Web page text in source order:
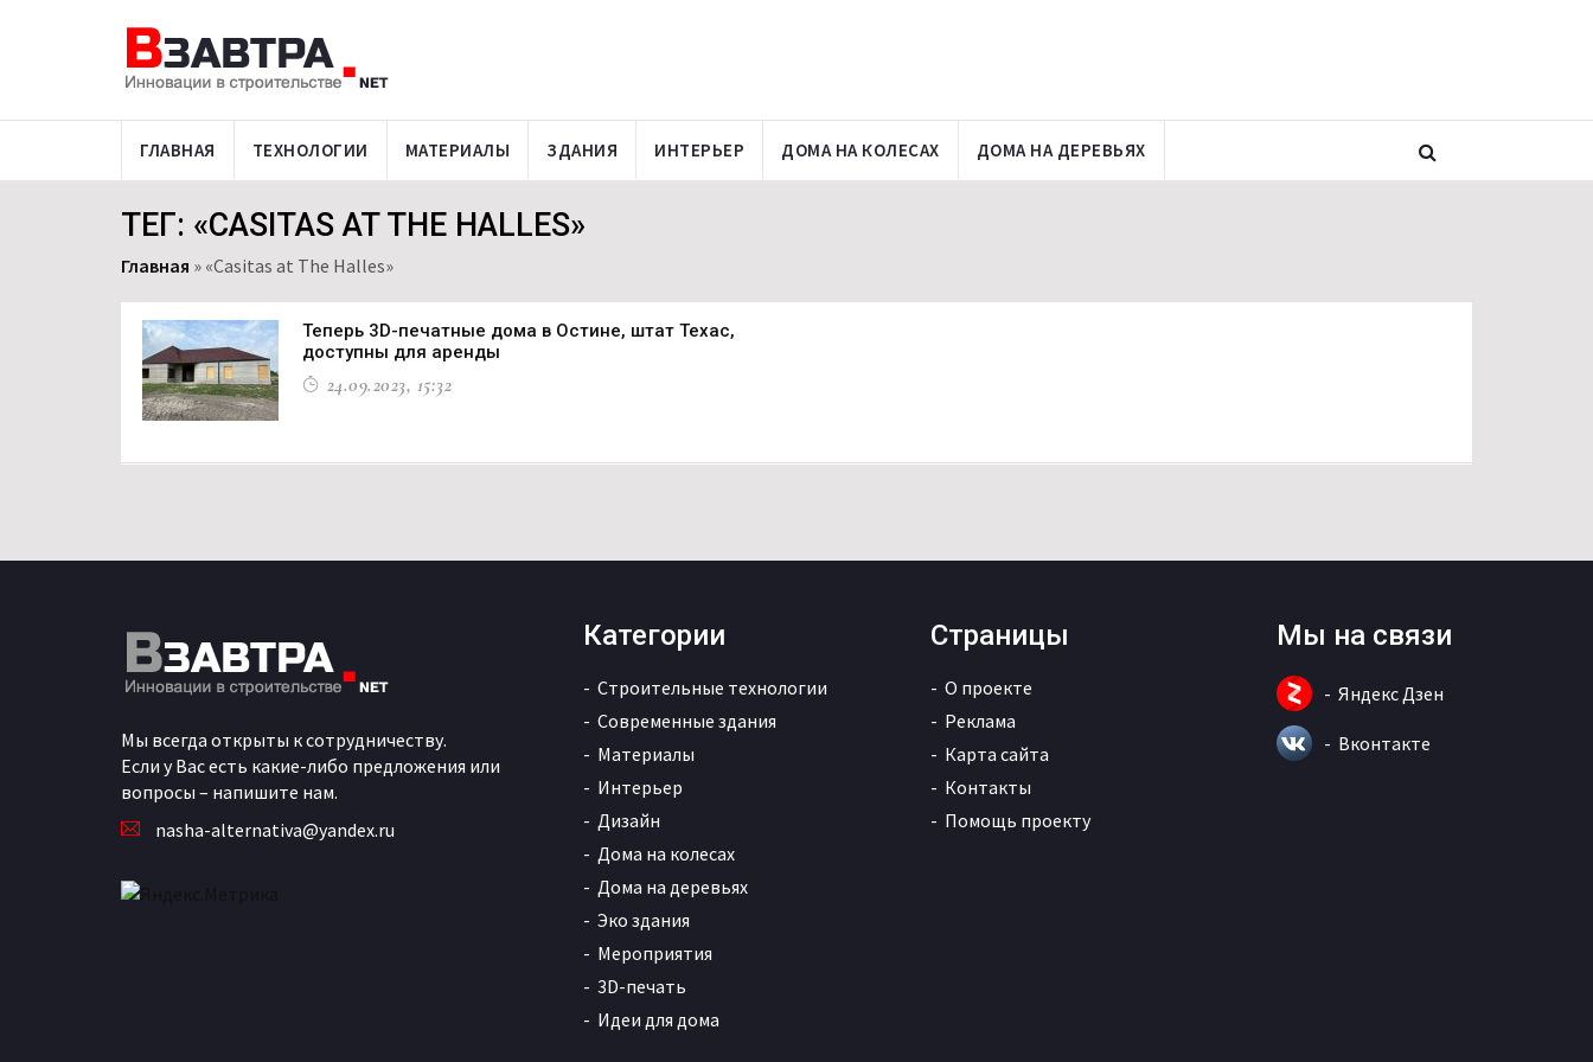
ГЛАВНАЯ ТЕХНОЛОГИИ МАТЕРИАЛЫ ЗДАНИЯ ИНТЕРЬЕР ДОМА НА КОЛЕСАХ ДОМА НА ДЕРЕВЬЯХ
ТЕГ: «CASITAS AT THE HALLES»
Главная » «Casitas at The Halles»
Теперь 3D-печатные дома в Остине, штат Техас,
доступны для аренды
24.09.2023, 15:32
Мы всегда открыты к сотрудничеству.
Если у Вас есть какие-либо предложения или
вопросы – напишите нам.
nasha-alternativa@yandex.ru
Категории
Строительные технологии
Современные здания
Материалы
Интерьер
Дизайн
Дома на колесах
Дома на деревьях
Эко здания
Мероприятия
3D-печать
Идеи для дома
Страницы
О проекте
Реклама
Карта сайта
Контакты
Помощь проекту
Мы на связи
Яндекс Дзен
Вконтакте